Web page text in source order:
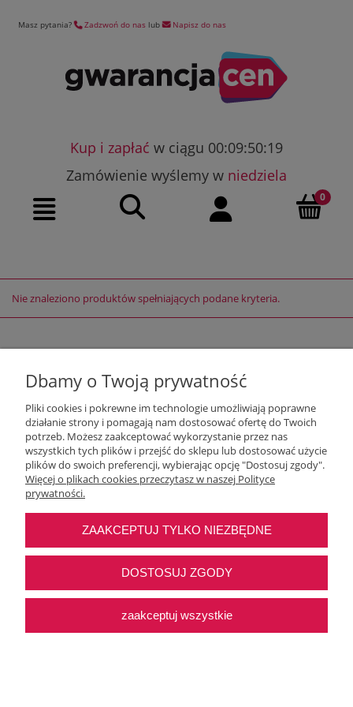
Masz pytania? Zadzwoń do nas lub Napisz do nas
Kup i zapłać w ciągu 00:09:50:19
Zamówienie wyślemy w niedziela
Nie znaleziono produktów spełniających podane kryteria.
Moje konto
Najczęstsze pytania
Pomoc
Dbamy o Twoją prywatność
Pliki cookies i pokrewne im technologie umożliwiają poprawne
działanie strony i pomagają nam dostosować ofertę do Twoich
potrzeb. Możesz zaakceptować wykorzystanie przez nas
wszystkich tych plików i przejść do sklepu lub dostosować użycie
plików do swoich preferencji, wybierając opcję "Dostosuj zgody".
Więcej o plikach cookies przeczytasz w naszej Polityce
prywatności.
ZAAKCEPTUJ TYLKO NIEZBĘDNE
DOSTOSUJ ZGODY
zaakceptuj wszystkie